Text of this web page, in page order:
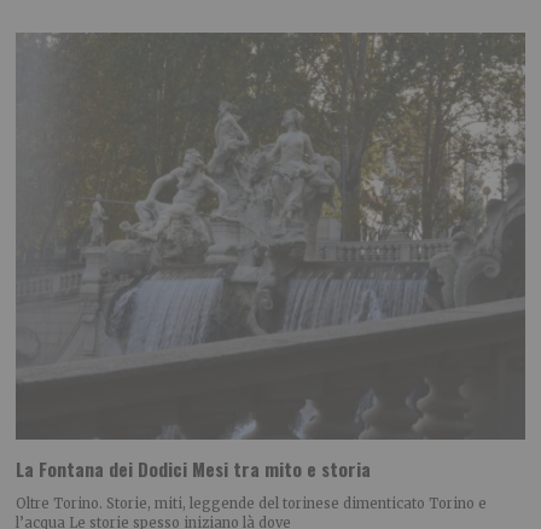
La Fontana dei Dodici Mesi tra mito e storia
Oltre Torino. Storie, miti, leggende del torinese dimenticato Torino e
l’acqua Le storie spesso iniziano là dove